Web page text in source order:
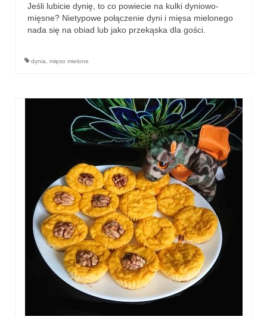
zapiekanki
chleby
sosy i pasty
specjalne okazje
na grilla
karnawał
Wielkanoc
Boże Narodzenie
poza kuchnią
Jeśli lubicie dynię, to co powiecie na kulki dyniowo-
mięsne? Nietypowe połączenie dyni i mięsa mielonego
nada się na obiad lub jako przekąska dla gości.
dynia, mięso mielone